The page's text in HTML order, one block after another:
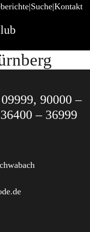
Suche Kontakt
90000 –
– 36999